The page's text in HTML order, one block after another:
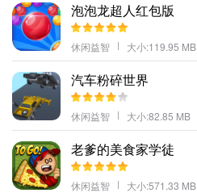
泡泡龙超人红包版
休闲益智 大小:119.95 MB
汽车粉碎世界
休闲益智 大小:82.85 MB
老爹的美食家学徒
休闲益智 大小:571.33 MB